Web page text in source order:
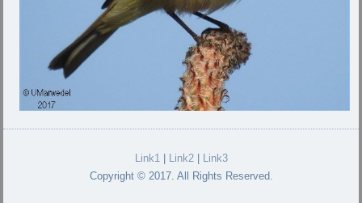
Link1| Link2|
Link3
Copyright © 2017. All Rights Reserved.